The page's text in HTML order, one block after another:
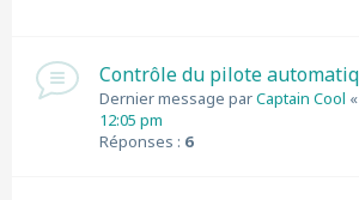
Contrôle du pilote
Dernier message parCaptain Cool «
12:05 pm
Réponses : 6